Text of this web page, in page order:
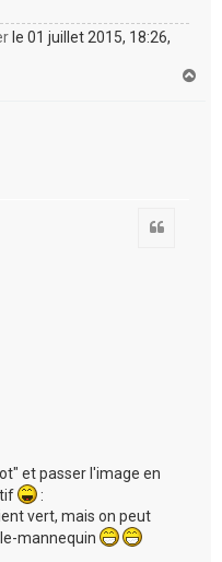
le 01 juillet 2015, 18:26,
et passer l'image en
:
vert, mais on peut
mannequin